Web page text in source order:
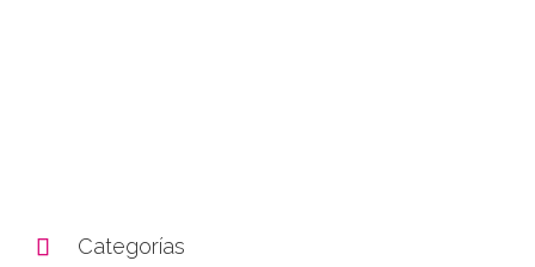
 Categorías